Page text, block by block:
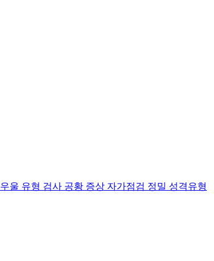
우울 유형 검사 공황 증상 자가점검 정밀 성격유형